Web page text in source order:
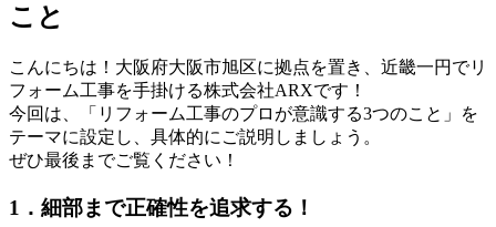
こと
こんにちは！大阪府大阪市旭区に拠点を置き、近畿一円でリ
フォーム工事を手掛ける株式会社ARXです！
今回は、「リフォーム工事のプロが意識する3つのこと」を
テーマに設定し、具体的にご説明しましょう。
ぜひ最後までご覧ください！
1．細部まで正確性を追求する！